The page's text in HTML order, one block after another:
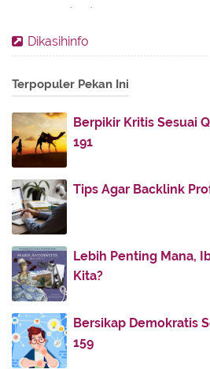
(142)
► August
▼ June(16)
Makna Silaturrahim dalam
Khutbah Idul Fitri:
Momen Berbenah Diri
Teks Lengkap Khotbah Idul
Anjuran Menikah di Bulan
Kisah Ahli Sedekah Plus
Kisah Pilu Nabi Muhammad
Ha...
Gus Mus: Selamat Idul Fitri
Kembali ke Fitrah Khalifah di
Dikasihinfo
Terpopuler Pekan Ini
Berpikir Kritis Sesuai
191
Tips Agar Backlink
Lebih Penting Mana,
Kita?
Bersikap Demokratis
159